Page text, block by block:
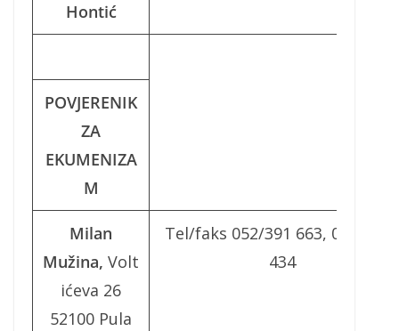
Hontić
POVJERENIK
ZA
EKUMENIZA
M
Milan
Mužina, Volt
ićeva 26
52100 Pula
Tel/faks 052/391 663, 091/2057
434